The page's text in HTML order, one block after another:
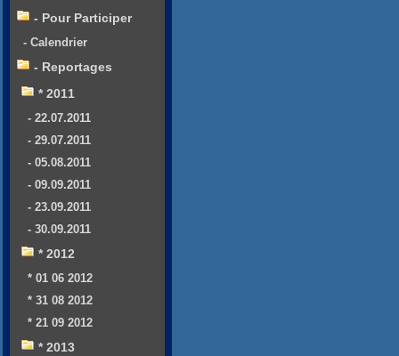
- Pour Participer
- Calendrier
- Reportages
* 2011
- 22.07.2011
- 29.07.2011
- 05.08.2011
- 09.09.2011
- 23.09.2011
- 30.09.2011
* 2012
* 01 06 2012
* 31 08 2012
* 21 09 2012
* 2013